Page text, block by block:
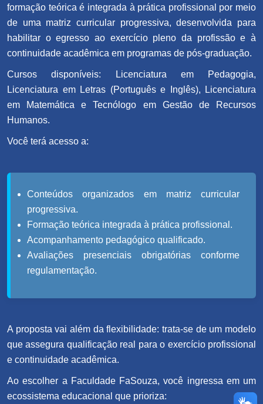
formação teórica é integrada à prática profissional por meio
de uma matriz curricular progressiva, desenvolvida para
habilitar o egresso ao exercício pleno da profissão e à
continuidade acadêmica em programas de pós-graduação.
Cursos disponíveis: Licenciatura em Pedagogia,
Licenciatura em Letras (Português e Inglês), Licenciatura
em Matemática e Tecnólogo em Gestão de Recursos
Humanos.
Você terá acesso a:
Conteúdos organizados em matriz curricular
progressiva.
Formação teórica integrada à prática profissional.
Acompanhamento pedagógico qualificado.
Avaliações presenciais obrigatórias conforme
regulamentação.
A proposta vai além da flexibilidade: trata-se de um modelo
que assegura qualificação real para o exercício profissional
e continuidade acadêmica.
Ao escolher a Faculdade FaSouza, você ingressa em um
ecossistema educacional que prioriza: